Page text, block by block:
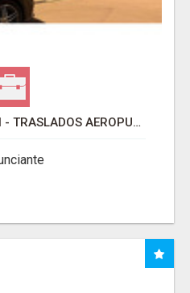
BARCELONA CITY TAXI - TRASLADOS AEROPUERTO BARCELONA